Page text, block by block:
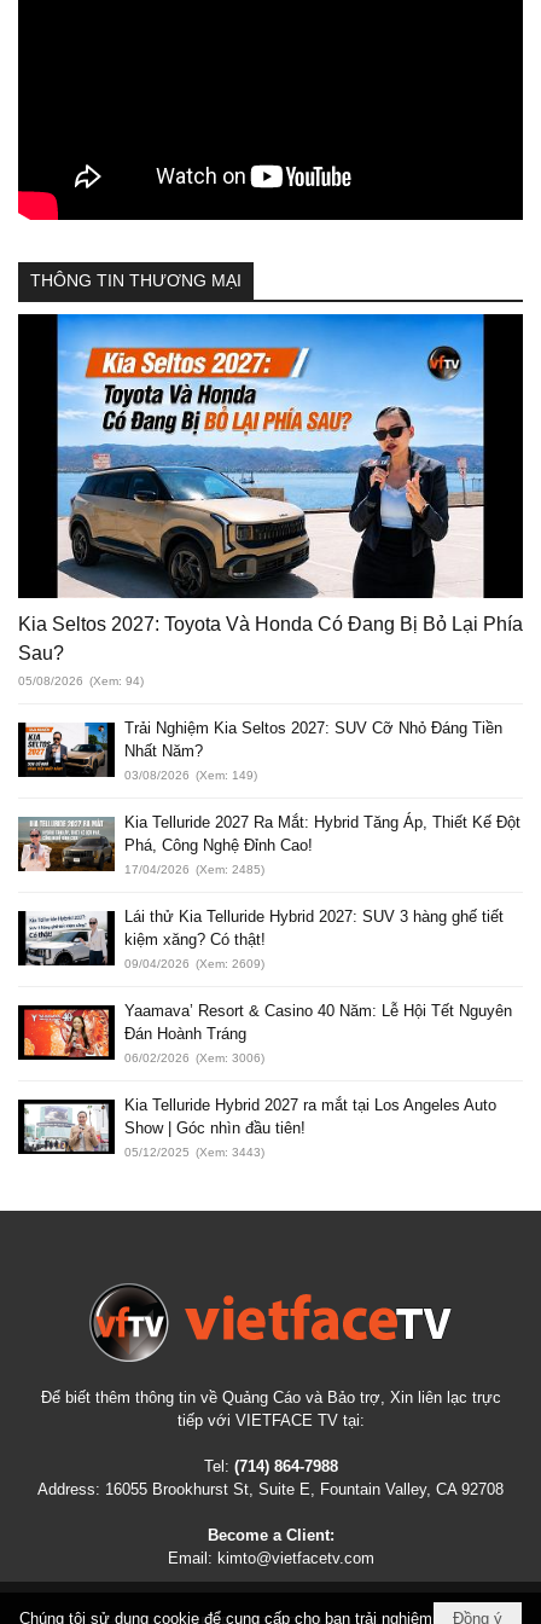
THÔNG TIN THƯƠNG MẠI
Kia Seltos 2027: Toyota Và Honda Có Đang Bị Bỏ Lại Phía
Sau?
05/08/2026 (Xem: 94)
Trải Nghiệm Kia Seltos 2027: SUV Cỡ Nhỏ Đáng Tiền
Nhất Năm?
03/08/2026 (Xem: 149)
Kia Telluride 2027 Ra Mắt: Hybrid Tăng Áp, Thiết Kế Đột
Phá, Công Nghệ Đỉnh Cao!
17/04/2026 (Xem: 2485)
Lái thử Kia Telluride Hybrid 2027: SUV 3 hàng ghế tiết
kiệm xăng? Có thật!
09/04/2026 (Xem: 2609)
Yaamava’ Resort & Casino 40 Năm: Lễ Hội Tết Nguyên
Đán Hoành Tráng
06/02/2026 (Xem: 3006)
Kia Telluride Hybrid 2027 ra mắt tại Los Angeles Auto
Show | Góc nhìn đầu tiên!
05/12/2025 (Xem: 3443)
Để biết thêm thông tin về Quảng Cáo và Bảo trợ, Xin liên lạc trực
tiếp với VIETFACE TV tại:
Tel: (714) 864-7988
Address: 16055 Brookhurst St, Suite E, Fountain Valley, CA 92708
Become a Client:
Email: kimto@vietfacetv.com
Đồng ý
Chúng tôi sử dụng cookie để cung cấp cho bạn trải nghiệm